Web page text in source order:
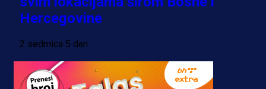
Hercegovine
2 sedmica 5 dan